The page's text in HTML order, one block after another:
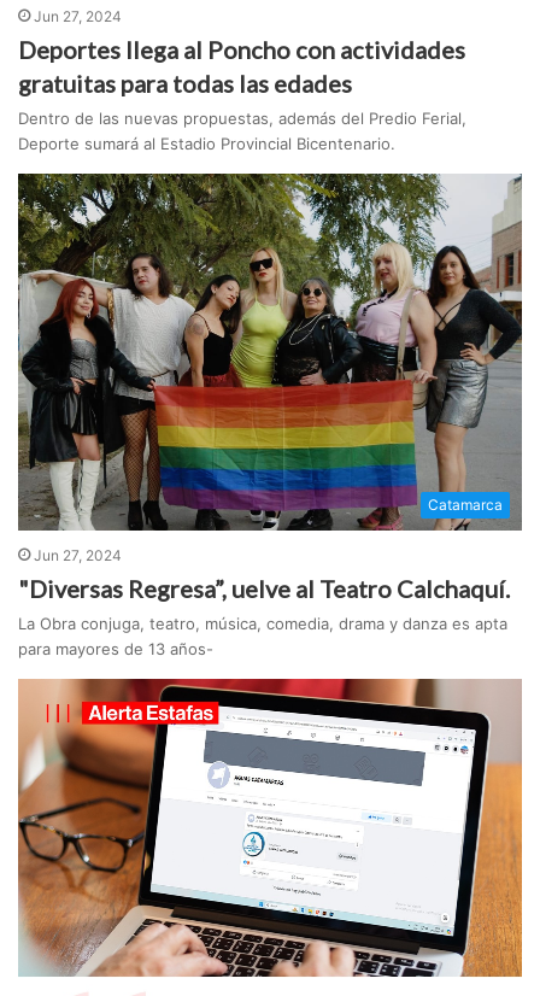
Jun 27, 2024
Deportes llega al Poncho con actividades
gratuitas para todas las edades
Dentro de las nuevas propuestas, además del Predio Ferial,
Deporte sumará al Estadio Provincial Bicentenario.
Catamarca
Jun 27, 2024
"Diversas Regresa”, uelve al Teatro Calchaquí.
La Obra conjuga, teatro, música, comedia, drama y danza es apta
para mayores de 13 años-